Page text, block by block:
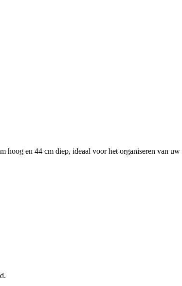
en 44 cm diep, ideaal voor het organiseren van